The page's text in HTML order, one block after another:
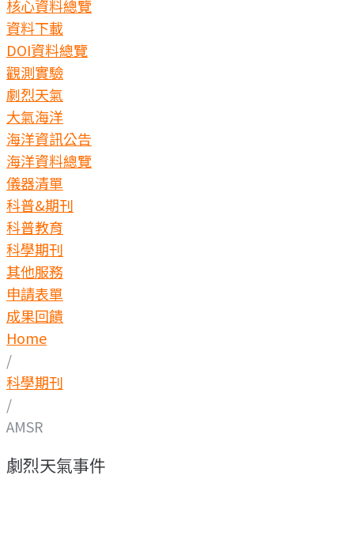
核心資料總覽
資料下載
DOI資料總覽
觀測實驗
劇烈天氣
大氣海洋
海洋資訊公告
海洋資料總覽
儀器清單
科普&期刊
科普教育
科學期刊
其他服務
申請表單
成果回饋
Home
/
科學期刊
/
AMSR
劇烈天氣事件